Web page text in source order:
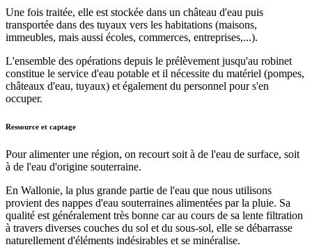
Une fois traitée, elle est stockée dans un château d'eau puis
transportée dans des tuyaux vers les habitations (maisons,
immeubles, mais aussi écoles, commerces, entreprises,...).
L'ensemble des opérations depuis le prélèvement jusqu'au robinet
constitue le service d'eau potable et il nécessite du matériel (pompes,
châteaux d'eau, tuyaux) et également du personnel pour s'en
occuper.
Ressource et captage
Pour alimenter une région, on recourt soit à de l'eau de surface, soit
à de l'eau d'origine souterraine.
En Wallonie, la plus grande partie de l'eau que nous utilisons
provient des nappes d'eau souterraines alimentées par la pluie. Sa
qualité est généralement très bonne car au cours de sa lente filtration
à travers diverses couches du sol et du sous-sol, elle se débarrasse
naturellement d'éléments indésirables et se minéralise.